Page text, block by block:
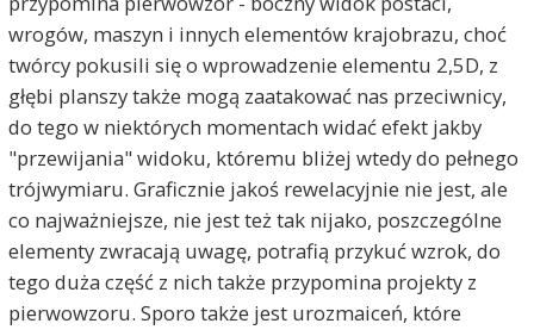
wrogów, maszyn i innych elementów krajobrazu, choć
twórcy pokusili się o wprowadzenie elementu 2,5D, z
głębi planszy także mogą zaatakować nas przeciwnicy,
do tego w niektórych momentach widać efekt jakby
"przewijania" widoku, któremu bliżej wtedy do pełnego
trójwymiaru. Graficznie jakoś rewelacyjnie nie jest, ale
co najważniejsze, nie jest też tak nijako, poszczególne
elementy zwracają uwagę, potrafią przykuć wzrok, do
tego duża część z nich także przypomina projekty z
pierwowzoru. Sporo także jest urozmaiceń, które